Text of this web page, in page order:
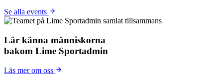
Se alla events
Lär känna människorna
bakom Lime Sportadmin
Läs mer om oss